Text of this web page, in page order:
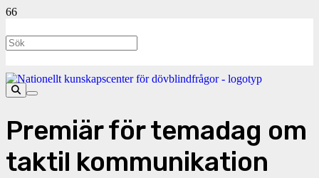
Premiär för temadag om
taktil kommunikation